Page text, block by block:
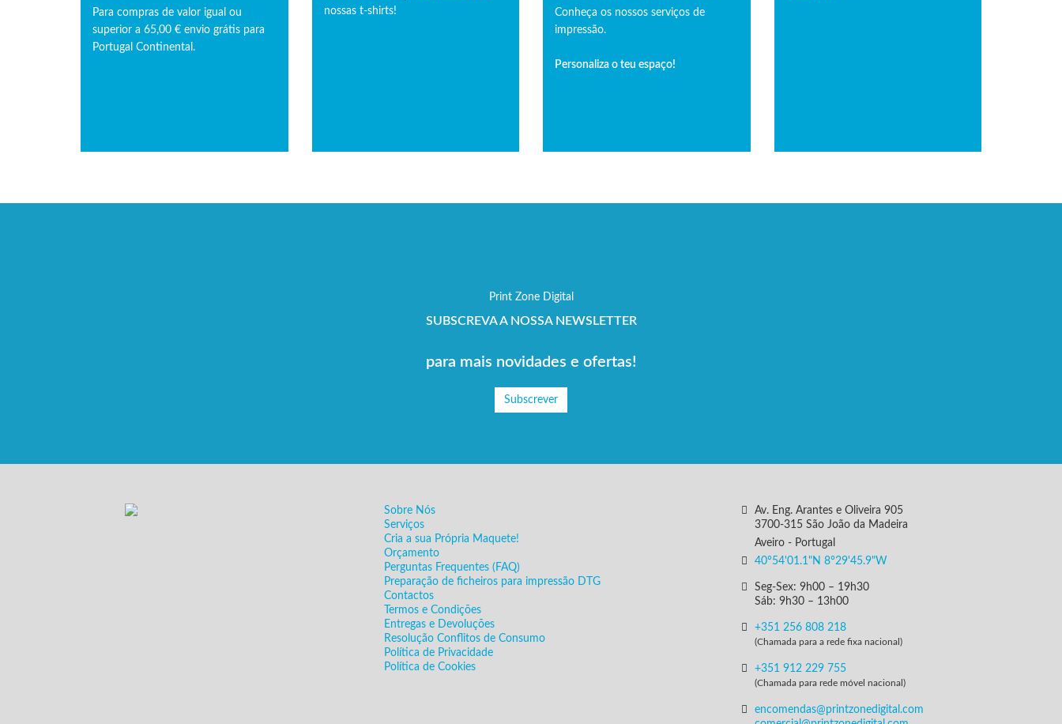
Para compras de valor igual ou
superior a 65,00 € envio grátis para
Portugal Continental.
nossas t-shirts!
Conheça os nossos serviços de
impressão.
Personaliza o teu espaço!
Print Zone Digital
SUBSCREVA A NOSSA NEWSLETTER
para mais novidades e ofertas!
Subscrever
Sobre Nós
Serviços
Cria a sua Própria Maquete!
Orçamento
Perguntas Frequentes (FAQ)
Preparação de ficheiros para impressão DTG
Contactos
Termos e Condições
Entregas e Devoluções
Resolução Conflitos de Consumo
Política de Privacidade
Política de Cookies
Av. Eng. Arantes e Oliveira 905
3700-315 São João da Madeira
Aveiro - Portugal
40°54'01.1"N 8°29'45.9"W
Seg-Sex: 9h00 – 19h30
Sáb: 9h30 – 13h00
+351 256 808 218
(Chamada para a rede fixa nacional)
+351 912 229 755
(Chamada para rede móvel nacional)
encomendas@printzonedigital.com